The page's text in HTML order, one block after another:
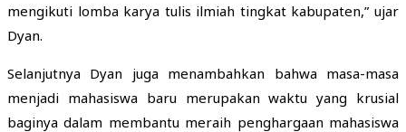
mengikuti lomba karya tulis ilmiah tingkat kabupaten,” ujar
Dyan.
Selanjutnya Dyan juga menambahkan bahwa masa-masa
menjadi mahasiswa baru merupakan waktu yang krusial
baginya dalam membantu meraih penghargaan mahasiswa